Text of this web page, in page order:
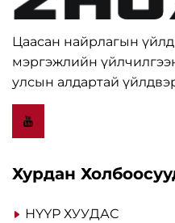
Цаасан найрлагын
мэргэжлийн
улсын алдартай
Хурдан
НҮҮР ХУУДАС